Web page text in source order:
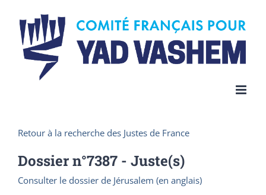
content
Retour à la recherche des Justes de France
Dossier n°7387 - Juste(s)
Consulter le dossier de Jérusalem (en anglais)